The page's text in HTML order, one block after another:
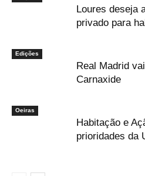
Loures deseja
privado para
Edições
Real Madrid
Carnaxide
Oeiras
Habitação e
prioridades da